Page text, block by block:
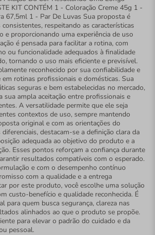
KIT CONTÉM 1 - Coloração Creme 45g 1 -
67,5ml 1 - Par De Luvas Sua proposta é
respeitando as características
e proporcionando uma experiência de uso
é pensada para facilitar a rotina, com
ou funcionalidade adequados à finalidade
tornando o uso mais eficiente e previsível.
reconhecido por sua confiabilidade e
em rotinas profissionais e domésticas. Sua
seguras e bem estabelecidas no mercado,
sua ampla aceitação entre profissionais e
A versatilidade permite que ele seja
contextos de uso, sempre mantendo
original e com as orientações do
destacam-se a definição clara da
adequada ao objetivo do produto e a
Esses pontos reforçam a confiança durante
resultados compatíveis com o esperado.
e com o desempenho contínuo
com a qualidade e a entrega
por este produto, você escolhe uma solução
custo-benefício e qualidade reconhecida. É
para quem busca segurança, clareza nas
alinhados ao que o produto se propõe.
para elevar o padrão do cuidado e da
pessoal.